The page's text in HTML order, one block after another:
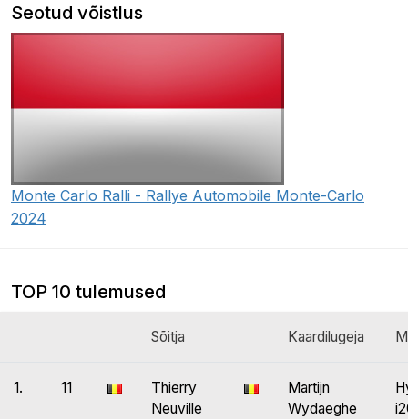
Seotud võistlus
Monte Carlo Ralli - Rallye Automobile Monte-Carlo
2024
TOP 10 tulemused
Sõitja Kaardilugeja
1. 11
Thierry
Neuville
Martijn
Wydaeghe